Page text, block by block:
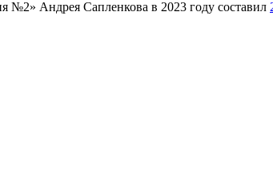
№2» Андрея Сапленкова в 2023 году составил